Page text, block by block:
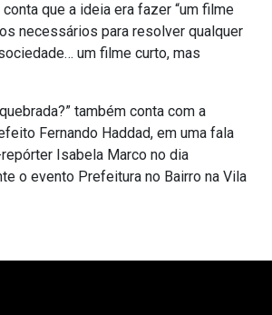
que a ideia era fazer “um filme
necessários para resolver qualquer
um filme curto, mas
também conta com a
Fernando Haddad, em uma fala
Isabela Marco no dia
o evento Prefeitura no Bairro na Vila